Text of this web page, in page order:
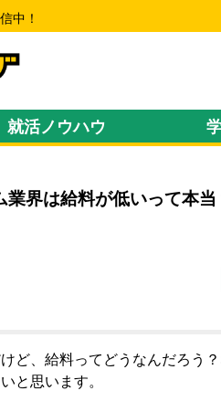
中！
就活ノウハウ
業界は給料が低いって本当
ど、給料ってどうなんだろう
思います。